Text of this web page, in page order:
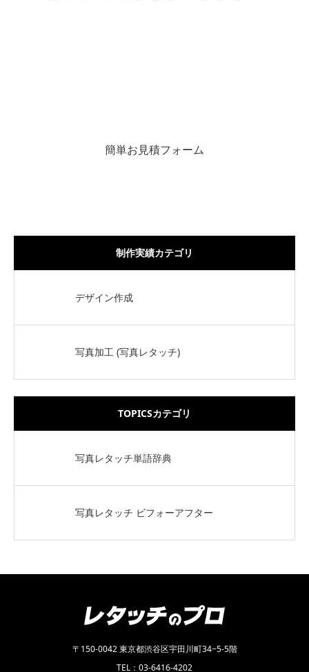
簡単お見積フォーム
制作実績カテゴリ
デザイン作成
写真加工 (写真レタッチ)
TOPICSカテゴリ
写真レタッチ単語辞典
写真レタッチ ビフォーアフター
〒150-0042 東京都渋谷区宇田川町34−5-5階
TEL：03-6416-4202